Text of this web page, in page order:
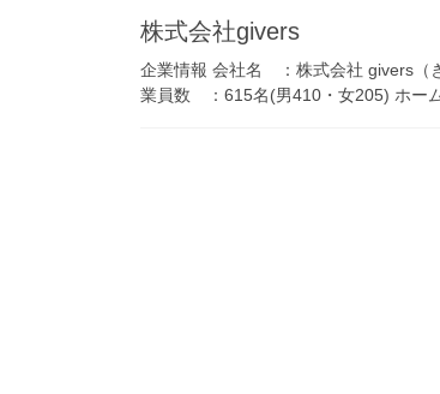
株式会社givers
企業情報 会社名 ：株式会社
業員数 ：615名(男410・女205) ホ